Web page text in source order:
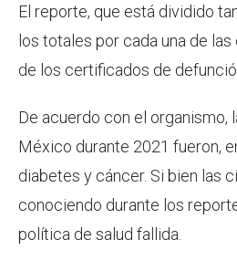
El reporte, que está dividido
los totales por cada una de
de los certificados de
De acuerdo con el
México durante 2021 fueron,
diabetes y cáncer. Si bien las
conociendo durante los
política de salud fallida.